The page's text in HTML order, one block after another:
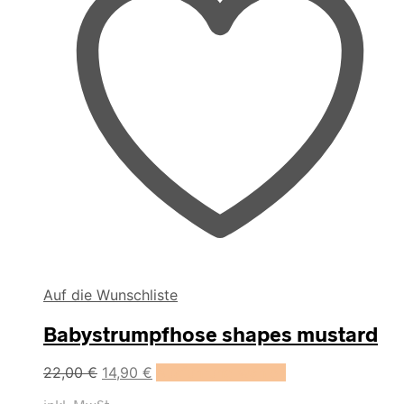
werden
Auf die Wunschliste
Babystrumpfhose shapes mustard
22,00€ 14,90 €